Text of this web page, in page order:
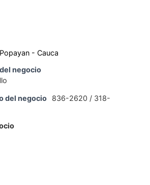
Popayan - Cauca
negocio
del negocio
836-2620 / 318-